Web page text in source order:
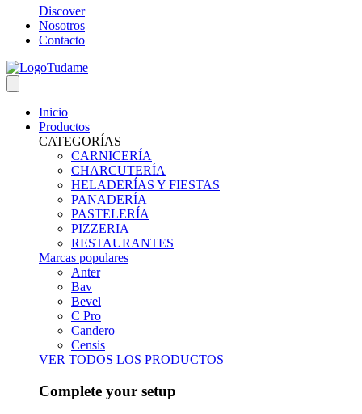
Discover
Nosotros
Contacto
Inicio
Productos
CATEGORÍAS
CARNICERÍA
CHARCUTERÍA
HELADERÍAS Y FIESTAS
PANADERÍA
PASTELERÍA
PIZZERIA
RESTAURANTES
Marcas populares
Anter
Bav
Bevel
C Pro
Candero
Censis
VER TODOS LOS PRODUCTOS
Complete your setup